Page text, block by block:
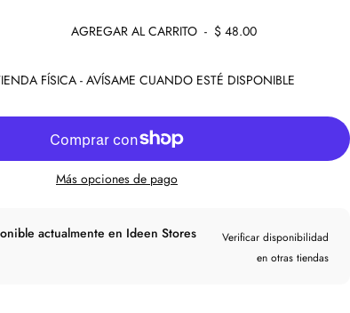
AGREGAR AL CARRITO - $ 48.00
FÍSICA - AVÍSAME CUANDO ESTÉ DISPONIBLE
Más opciones de pago
actualmente en Ideen Stores
Verificar disponibilidad
en otras tiendas